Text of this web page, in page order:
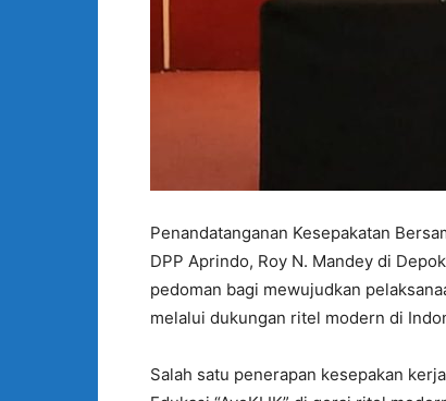
Penandatanganan Kesepakatan
DPP Aprindo, Roy N. Mandey di
pedoman bagi mewujudkan
melalui dukungan ritel modern di
Salah satu penerapan kesepakan